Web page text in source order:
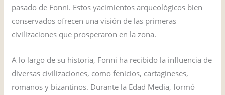
pasado de Fonni. Estos yacimientos arqueológicos bien
conservados ofrecen una visión de las primeras
civilizaciones que prosperaron en la zona.
A lo largo de su historia, Fonni ha recibido la influencia de
diversas civilizaciones, como fenicios, cartagineses,
romanos y bizantinos. Durante la Edad Media, formó